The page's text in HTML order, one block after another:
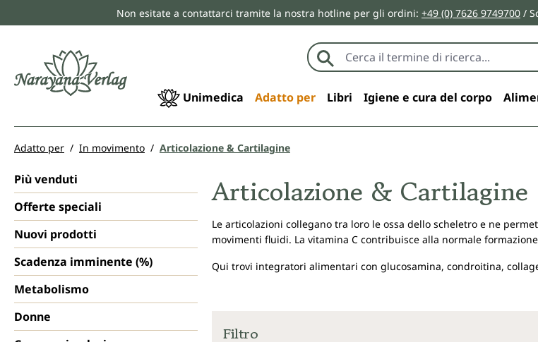
Passa alla navigazione principale
Non esitate a contattarci tramite la nostra hotline per gli ordini: +49 (0) 7626 9749700 /
Unimedica Adatto per Libri Igiene e cura del corpo
Adatto per In movimento Articolazione & Cartilagine
Più venduti
Offerte speciali
Nuovi prodotti
Scadenza imminente (%)
Metabolismo
Donne
Articolazione & Cartilagine
Le articolazioni collegano tra loro le ossa dello scheletro e ne
movimenti fluidi. La vitamina C contribuisce alla normale
Qui trovi integratori alimentari con glucosamina, condroitina,
Filtro